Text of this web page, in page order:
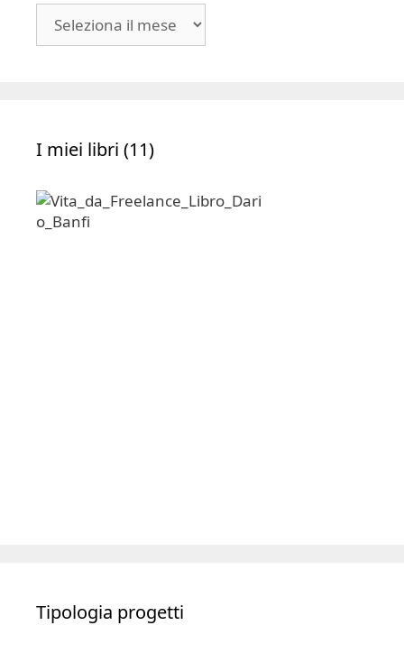
I miei libri (11)
Tipologia progetti